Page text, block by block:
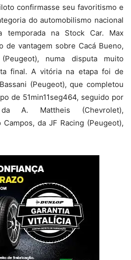
confirmasse seu favoritismo e
do automobilismo nacional
temporada na Stock Car. Max
de vantagem sobre Cacá Bueno,
numa disputa muito
final. A vitória na etapa foi de
(Peugeot), que completou
de 51min11seg464, seguido por
A. Mattheis (Chevrolet),
da JF Racing (Peugeot),